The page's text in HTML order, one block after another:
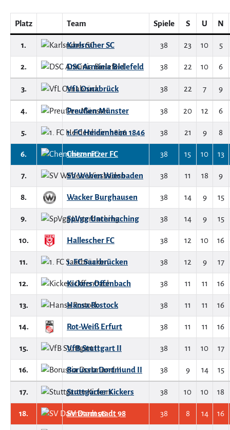
Platz Team Spiele S U N
1. Karlsruher SC 38 23 10 5
2. DSC Arminia Bielefeld 38 22 10 6
3. VfL Osnabrück 38 22 7 9
4. Preußen Münster 38 20 12 6
5. 1. FC Heidenheim 1846 38 21 9 8
6. Chemnitzer FC 38 15 10 13
7. SV Wehen Wiesbaden 38 11 18 9
8. Wacker Burghausen 38 14 9 15
9. SpVgg Unterhaching 38 14 9 15
10. Hallescher FC 38 12 10 16
11. 1. FC Saarbrücken 38 12 9 17
12. Kickers Offenbach 38 11 11 16
13. Hansa Rostock 38 11 11 16
14. Rot-Weiß Erfurt 38 11 11 16
15. VfB Stuttgart II 38 11 10 17
16. Borussia Dortmund II 38 9 14 15
17. Stuttgarter Kickers 38 10 10 18
18. SV Darmstadt 98 38 8 14 16